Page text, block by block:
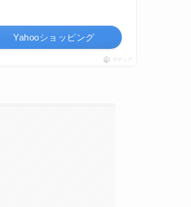
Yahooショッピング
ポチップ